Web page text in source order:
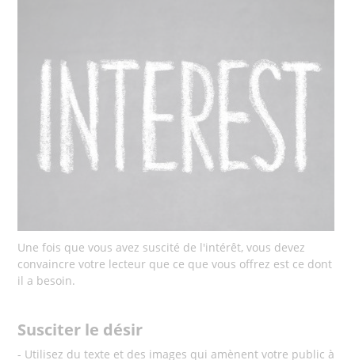
Une fois que vous avez suscité de l'intérêt, vous devez
convaincre votre lecteur que ce que vous offrez est ce dont
il a besoin.
Susciter le désir
- Utilisez du texte et des images qui amènent votre public à